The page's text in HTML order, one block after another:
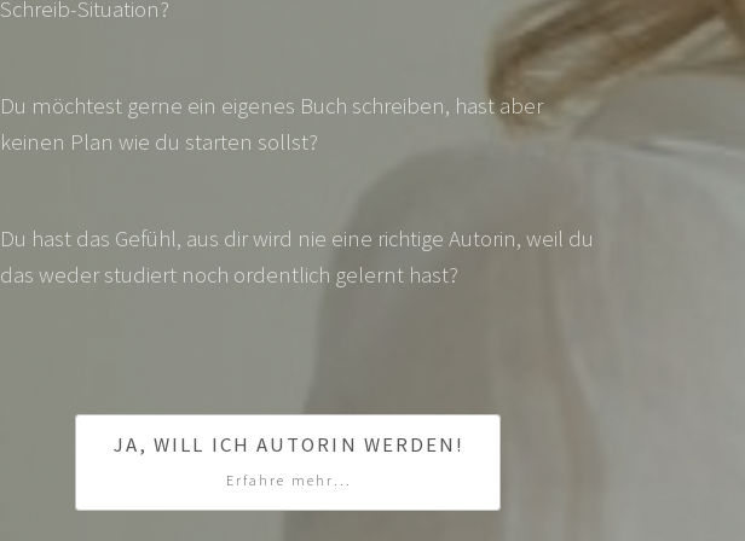
Schreib-Situation?
Du möchtest gerne ein eigenes Buch schreiben, hast aber
keinen Plan wie du starten sollst?
Du hast das Gefühl, aus dir wird nie eine richtige Autorin, weil du
das weder studiert noch ordentlich gelernt hast?
JA, WILL ICH AUTORIN WERDEN!
Erfahre mehr...